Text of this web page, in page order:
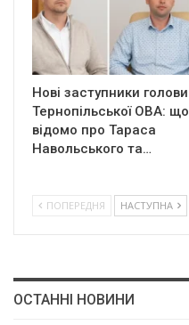
Нові заступники голови
Тернопільської ОВА: що
відомо про Тараса
Навольського та…
ПОПЕРЕДНЯ НАСТУПНА
ОСТАННІ НОВИНИ